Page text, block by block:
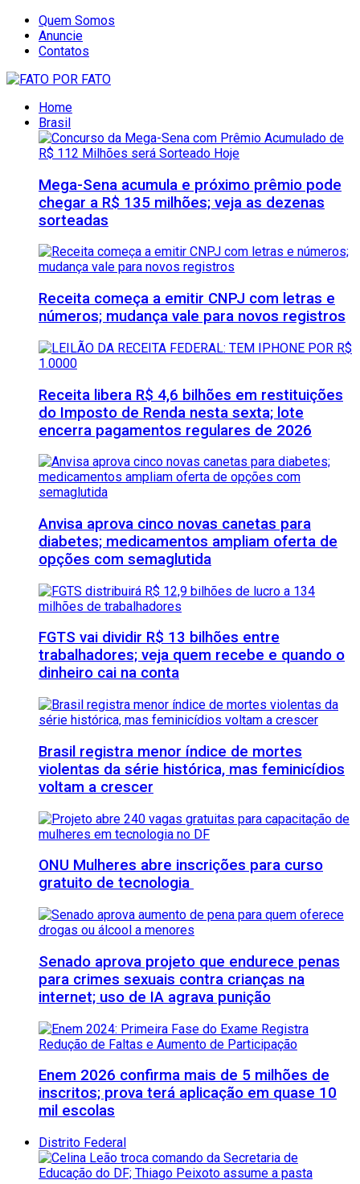
Quem Somos
Anuncie
Contatos
Home
Brasil
Mega-Sena acumula e próximo prêmio pode
chegar a R$ 135 milhões; veja as dezenas
sorteadas
Receita começa a emitir CNPJ com letras e
números; mudança vale para novos registros
Receita libera R$ 4,6 bilhões em restituições
do Imposto de Renda nesta sexta; lote
encerra pagamentos regulares de 2026
Anvisa aprova cinco novas canetas para
diabetes; medicamentos ampliam oferta de
opções com semaglutida
FGTS vai dividir R$ 13 bilhões entre
trabalhadores; veja quem recebe e quando o
dinheiro cai na conta
Brasil registra menor índice de mortes
violentas da série histórica, mas feminicídios
voltam a crescer
ONU Mulheres abre inscrições para curso
gratuito de tecnologia
Senado aprova projeto que endurece penas
para crimes sexuais contra crianças na
internet; uso de IA agrava punição
Enem 2026 confirma mais de 5 milhões de
inscritos; prova terá aplicação em quase 10
mil escolas
Distrito Federal